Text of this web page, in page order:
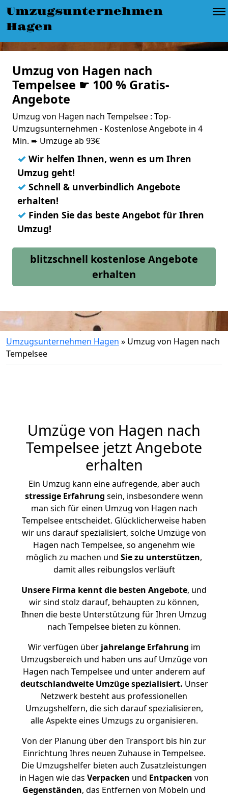
Umzugsunternehmen
Hagen
Umzug von Hagen nach
Tempelsee ☛ 100 % Gratis-
Angebote
Umzug von Hagen nach Tempelsee : Top-
Umzugsunternehmen - Kostenlose Angebote in 4
Min. ➨ Umzüge ab 93€
✓ Wir helfen Ihnen, wenn es um Ihren
Umzug geht!
✓ Schnell & unverbindlich Angebote
erhalten!
✓ Finden Sie das beste Angebot für Ihren
Umzug!
blitzschnell kostenlose Angebote
erhalten
Umzugsunternehmen Hagen » Umzug von Hagen nach
Tempelsee
Umzüge von Hagen nach
Tempelsee jetzt Angebote
erhalten
Ein Umzug kann eine aufregende, aber auch
stressige Erfahrung sein, insbesondere wenn
man sich für einen Umzug von Hagen nach
Tempelsee entscheidet. Glücklicherweise haben
wir uns darauf spezialisiert, solche Umzüge von
Hagen nach Tempelsee, so angenehm wie
möglich zu machen und Sie zu unterstützen,
damit alles reibungslos verläuft
Unsere Firma kennt die besten Angebote, und
wir sind stolz darauf, behaupten zu können,
Ihnen die beste Unterstützung für Ihren Umzug
nach Tempelsee bieten zu können.
Wir verfügen überjahrelange Erfahrung im
Umzugsbereich und haben uns auf Umzüge von
Hagen nach Tempelsee und unter anderem auf
deutschlandweite Umzüge spezialisiert. Unser
Netzwerk besteht aus professionellen
Umzugshelfern, die sich darauf spezialisieren,
alle Aspekte eines Umzugs zu organisieren.
Von der Planung über den Transport bis hin zur
Einrichtung Ihres neuen Zuhause in Tempelsee.
Die Umzugshelfer bieten auch Zusatzleistungen
in Hagen wie das Verpacken und Entpacken von
Gegenständen, das Entfernen von Möbeln und